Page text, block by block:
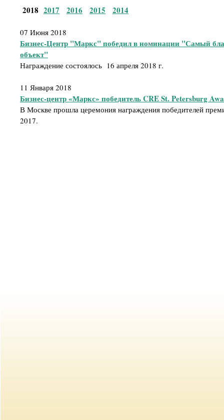
2018 2017 2016 2015 2014
07 Июня 2018
Бизнес-Центр "Маркс" победил в номинации "Самый
объект"
Награждение состоялось 16 апреля 2018 г.
11 Января 2018
Бизнес-центр «Маркс» победитель CRE St. Petersburg
В Москве прошла церемония награждения победителей
2017.